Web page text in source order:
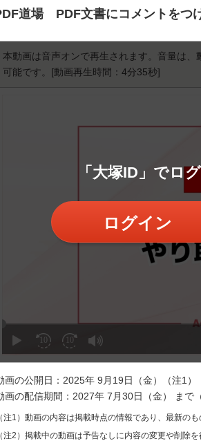
道場 PDF文書にコメントをつ
本動画は音声オンで再生されます。音量は
可能です。 [動画再生時間：4分35秒]
「大塚ID」でロ
ログイン
画の公開日：2025年 9月19日（金）（注1）
画の配信期間：2027年 7月30日（金） まで（
（注1）動画の内容は掲載時点の情報であり、最新の
（注2）掲載中の動画は予告なしに内容の変更や削除